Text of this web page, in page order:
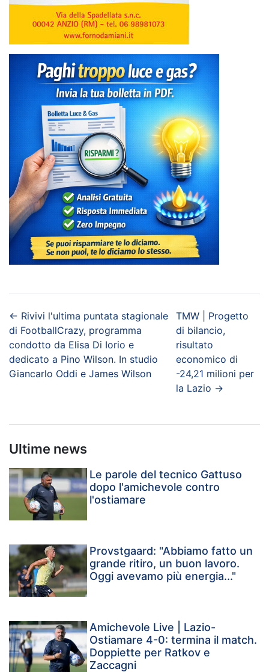
← Rivivi l'ultima puntata stagionale
di FootballCrazy, programma
condotto da Elisa Di Iorio e
dedicato a Pino Wilson. In studio
Giancarlo Oddi e James Wilson
TMW | Progetto
di bilancio,
risultato
economico di
-24,21 milioni per
la Lazio →
Ultime news
Le parole del tecnico Gattuso
dopo l'amichevole contro
l'ostiamare
Provstgaard: "Abbiamo fatto un
grande ritiro, un buon lavoro.
Oggi avevamo più energia..."
Amichevole Live | Lazio-
Ostiamare 4-0: termina il match.
Doppiette per Ratkov e
Zaccagni